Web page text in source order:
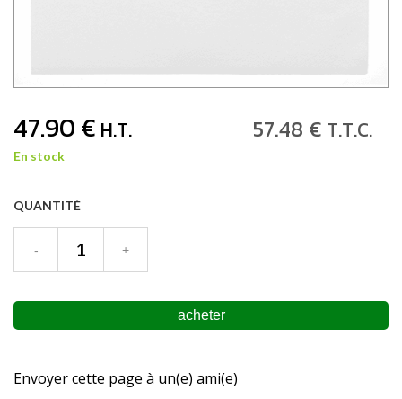
47.90€ H.T. 57.48 € T.T.C.
En stock
QUANTITÉ
Envoyer cette page à un(e) ami(e)